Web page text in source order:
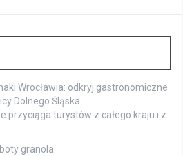
Wrocławia: odkryj gastronomiczne
Dolnego Śląska
przyciąga turystów z całego kraju i z
granola